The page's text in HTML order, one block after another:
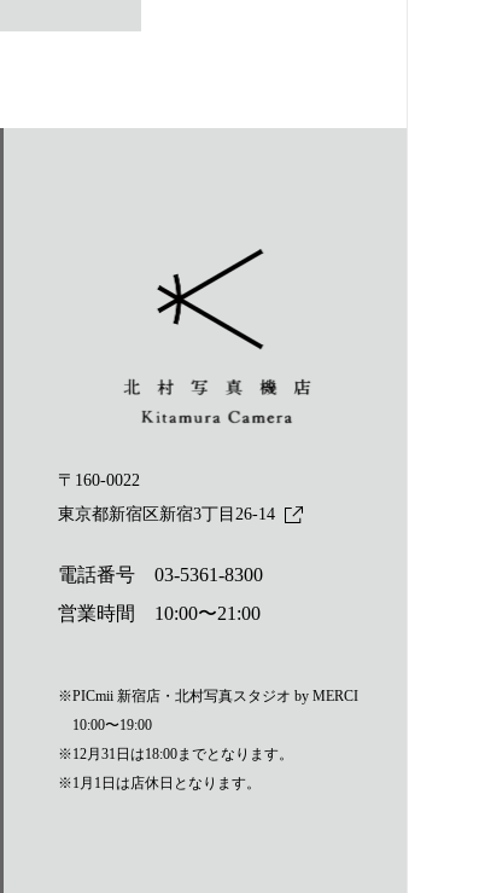
〒160-0022
東京都新宿区新宿3丁目26-14
電話番号03-5361-8300
営業時間 10:00〜21:00
※PICmii 新宿店・北村写真スタジオ by MERCI
10:00〜19:00
※12月31日は18:00までとなります。
※1月1日は店休日となります。